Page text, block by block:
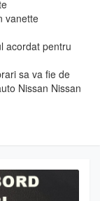
vanette
acordat pentru
sa va fie de
Nissan Nissan